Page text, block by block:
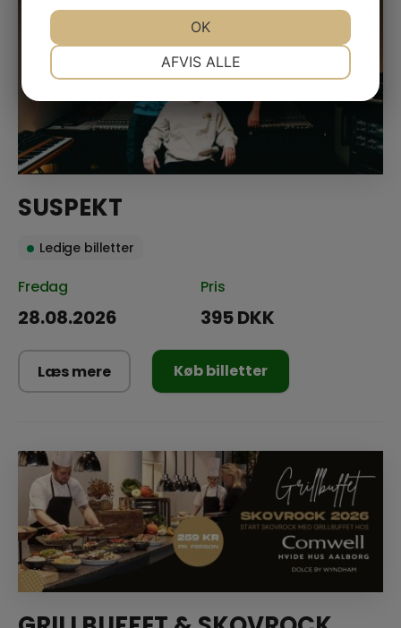
SUSPEKT
Ledige billetter
Fredag
28.08.2026
Pris
395 DKK
Læs mere Køb billetter
MARKETING STATISTIK
AFVIS ALLE
OK